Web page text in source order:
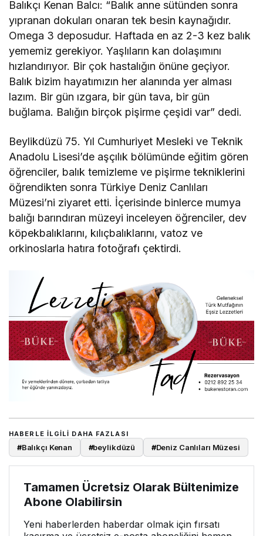
Balıkçı Kenan Balcı: “Balık anne sütünden sonra
yıpranan dokuları onaran tek besin kaynağıdır.
Omega 3 deposudur. Haftada en az 2-3 kez balık
yememiz gerekiyor. Yaşlıların kan dolaşımını
hızlandırıyor. Bir çok hastalığın önüne geçiyor.
Balık bizim hayatımızın her alanında yer alması
lazım. Bir gün ızgara, bir gün tava, bir gün
buğlama. Balığın birçok pişirme çeşidi var” dedi.
Beylikdüzü 75. Yıl Cumhuriyet Mesleki ve Teknik
Anadolu Lisesi’de aşçılık bölümünde eğitim gören
öğrenciler, balık temizleme ve pişirme tekniklerini
öğrendikten sonra Türkiye Deniz Canlıları
Müzesi’ni ziyaret etti. İçerisinde binlerce mumya
balığı barındıran müzeyi inceleyen öğrenciler, dev
köpekbalıklarını, kılıçbalıklarını, vatoz ve
orkinoslarla hatıra fotoğrafı çektirdi.
HABERLE ILGILI DAHA FAZLASI
#Balıkçı Kenan #beylikdüzü #Deniz Canlıları Müzesi
Tamamen Ücretsiz Olarak Bültenimize
Abone Olabilirsin
Yeni haberlerden haberdar olmak için fırsatı